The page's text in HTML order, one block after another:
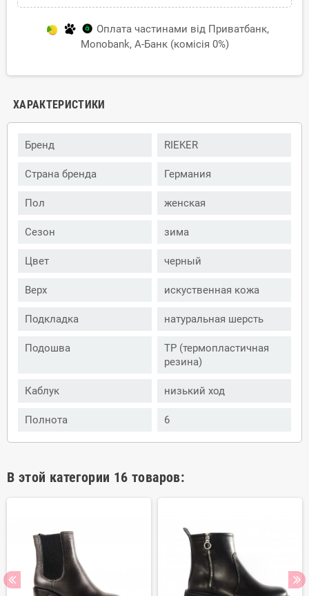
Оплата частинами від Приватбанк,
Monobank, А-Банк (комісія 0%)
ХАРАКТЕРИСТИКИ
Бренд RIEKER
Страна бренда Германия
Пол женская
Сезон зима
Цвет черный
Верх искуственная кожа
Подкладка натуральная шерсть
Подошва
ТР (термопластичная
резина)
Каблук низький ход
Полнота 6
В этой категории 16 товаров: